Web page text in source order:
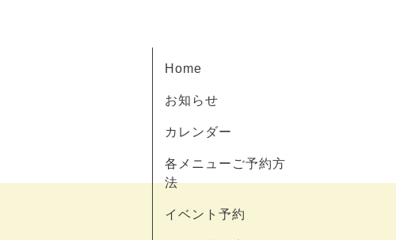
Home
お知らせ
カレンダー
各メニューご予約方
法
イベント予約